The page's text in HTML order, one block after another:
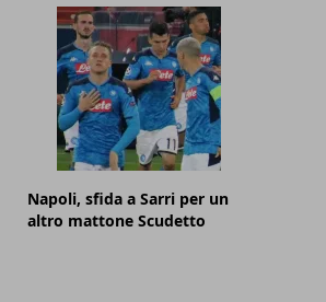
Napoli, sfida a Sarri per un
altro mattone Scudetto